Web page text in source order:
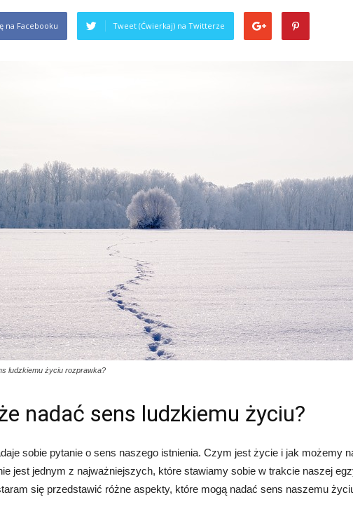
na Facebooku Tweet (Ćwierkaj) na Twitterze
ludzkiemu życiu rozprawka?
nadać sens ludzkiemu życiu?
sobie pytanie o sens naszego istnienia. Czym jest życie i jak możemy
jest jednym z najważniejszych, które stawiamy sobie w trakcie naszej
się przedstawić różne aspekty, które mogą nadać sens naszemu